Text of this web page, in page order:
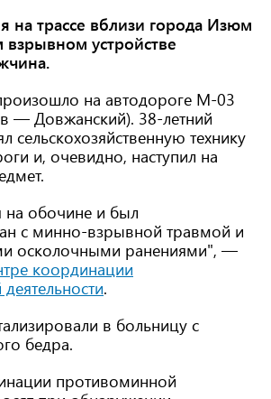
на трассе вблизи города Изюм
взрывном устройстве
на автодороге М-03
— Довжанский). 38-летний
сельскохозяйственную технику
и, очевидно, наступил на
обочине и был
с минно-взрывной травмой и
осколочными ранениями", —
координации
.
в больницу с
бедра.
противоминной